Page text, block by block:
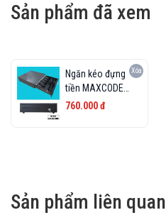
Sản phẩm đã xem
Xóa
Ngăn kéo đựng
tiền MAXCODE
M405
760.000 đ
Sản phẩm liên quan